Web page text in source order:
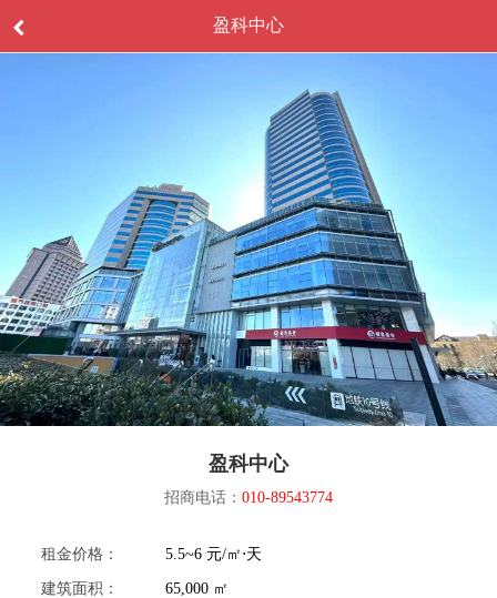
盈科中心
盈科中心
招商电话： 010-89543774
租金价格：
5.5~6 元/㎡⋅天
建筑面积：
65,000 ㎡